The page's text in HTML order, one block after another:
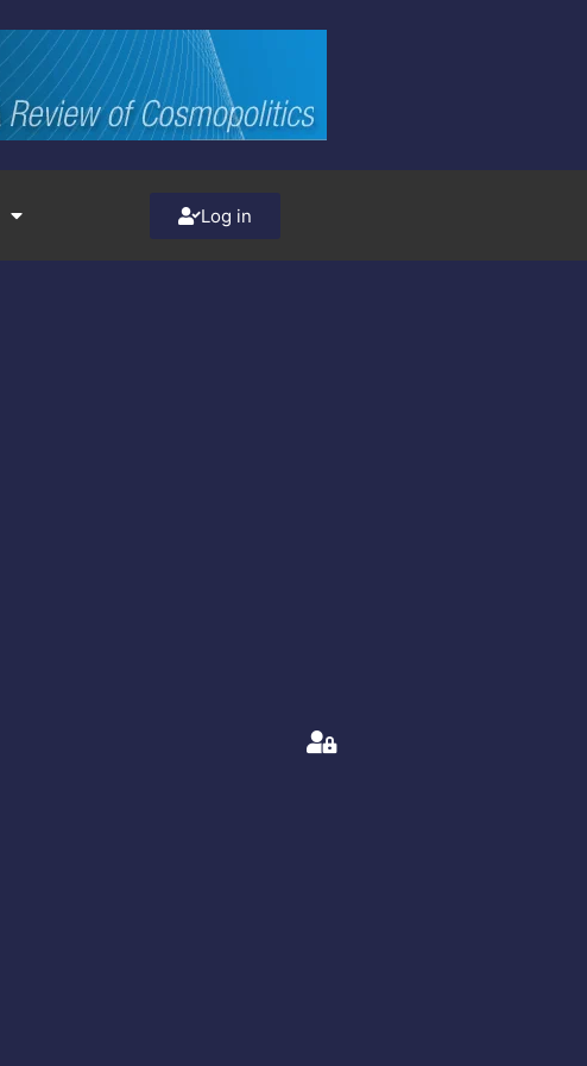
Log in